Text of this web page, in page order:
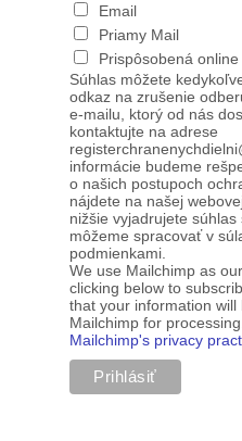
Email
Priamy Mail
Prispôsobená
Súhlas môžete
odkaz na zrušenie
e-mailu, ktorý od nás
kontaktujte na adrese
informácie budeme
o našich postupoch
nájdete na našej
nižšie vyjadrujete
môžeme spracovať v
podmienkami.
We use Mailchimp as
clicking below to
that your information
Mailchimp for processing.
Mailchimp's privacy